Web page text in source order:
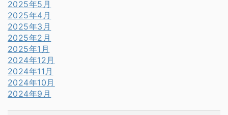
2025年5月
2025年4月
2025年3月
2025年2月
2025年1月
2024年12月
2024年11月
2024年10月
2024年9月